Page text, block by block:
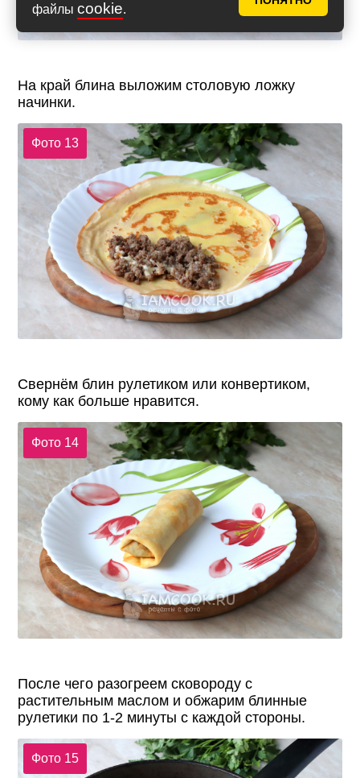
файлы cookie.
На край блина выложим столовую ложку
начинки.
Фото 13
Свернём блин рулетиком или конвертиком,
кому как больше нравится.
Фото 14
После чего разогреем сковороду с
растительным маслом и обжарим блинные
рулетики по 1-2 минуты с каждой стороны.
Фото 15